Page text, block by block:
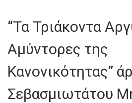
“Τα Τριάκοντα
Αμύντορες της
Κανονικότητας”
Σεβασμιωτάτου